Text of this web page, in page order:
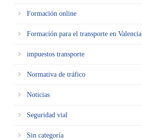
Formación online
Formación para el transporte en Valencia
impuestos transporte
Normativa de tráfico
Noticias
Seguridad vial
Sin categoría